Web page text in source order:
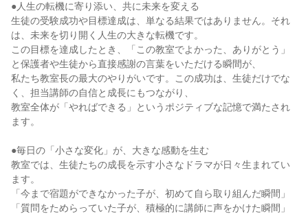
●人生の転機に寄り添い、共に未来を変える
生徒の受験成功や目標達成は、単なる結果ではありません。それ
は、未来を切り開く人生の大きな転機です。
この目標を達成したとき、「この教室でよかった、ありがとう」
と保護者や生徒から直接感謝の言葉をいただける瞬間が、
私たち教室長の最大のやりがいです。この成功は、生徒だけでな
く、担当講師の自信と成長にもつながり、
教室全体が「やればできる」というポジティブな記憶で満たされ
ます。
●毎日の「小さな変化」が、大きな感動を生む
教室では、生徒たちの成長を示す小さなドラマが日々生まれてい
ます。
「今まで宿題ができなかった子が、初めて自ら取り組んだ瞬間」
「質問をためらっていた子が、積極的に講師に声をかけた瞬間」